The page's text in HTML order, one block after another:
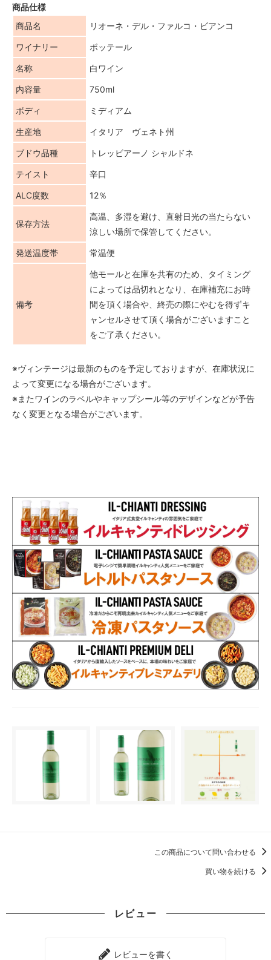
商品仕様
商品名
リオーネ・デル・ファルコ・ビアンコ
ワイナリー ボッテール
名称 白ワイン
内容量 750ml
ボディ ミディアム
生産地 イタリア ヴェネト州
ブドウ品種 トレッビアーノ シャルドネ
テイスト 辛口
ALC度数 12％
保存方法
高温、多湿を避け、直射日光の当たらない
涼しい場所で保管してください。
発送温度帯 常温便
備考
他モールと在庫を共有のため、タイミング
によっては品切れとなり、在庫補充にお時
間を頂く場合や、終売の際にやむを得ずキ
ャンセルさせて頂く場合がございますこと
をご了承ください。
※ヴィンテージは最新のものを予定しておりますが、在庫状況に
よって変更になる場合がございます。
※またワインのラベルやキャップシール等のデザインなどが予告
なく変更となる場合がございます。
この商品について問い合わせる
買い物を続ける
レビュー
レビューを書く